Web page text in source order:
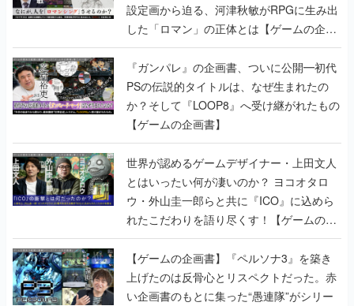
設定画から迫る、河津秋敏がRPGに生み出
した「ロマン」の正体とは【ゲームの企画
書】
『ガンパレ』の企画書、ついに公開━初代
PSの伝説的タイトルは、なぜ生まれたの
か？そして『LOOP8』へ受け継がれたもの
【ゲームの企画書】
世界が認めるゲームデザイナー・上田文人
とはいったい何が凄いのか？ ヨコオタロ
ウ・外山圭一郎らと共に『ICO』に込めら
れたこだわりを語り尽くす！【ゲームの企
画書】
【ゲームの企画書】『ペルソナ3』を築き
上げたのは反骨心とリスペクトだった。赤
い企画書のもとに集った“愚連隊”がシリー